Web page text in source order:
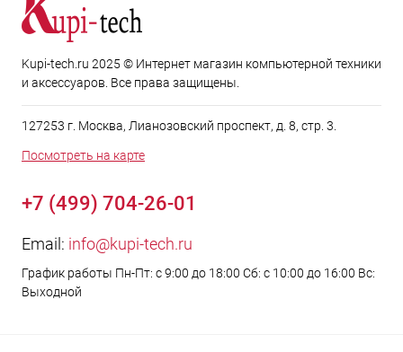
Kupi-tech.ru 2025 © Интернет магазин компьютерной техники
и аксессуаров. Все права защищены.
127253 г. Москва, Лианозовский проспект, д. 8, стр. 3.
Посмотреть на карте
+7 (499) 704-26-01
Email: info@kupi-tech.ru
График работы Пн-Пт: с 9:00 до 18:00 Сб: с 10:00 до 16:00 Вс:
Выходной